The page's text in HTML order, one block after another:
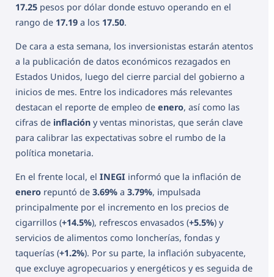
17.25 pesos por dólar donde estuvo operando en el
rango de 17.19 a los 17.50.
De cara a esta semana, los inversionistas estarán atentos
a la publicación de datos económicos rezagados en
Estados Unidos, luego del cierre parcial del gobierno a
inicios de mes. Entre los indicadores más relevantes
destacan el reporte de empleo de enero, así como las
cifras de inflación y ventas minoristas, que serán clave
para calibrar las expectativas sobre el rumbo de la
política monetaria.
En el frente local, el INEGI informó que la inflación de
enero repuntó de 3.69% a 3.79%, impulsada
principalmente por el incremento en los precios de
cigarrillos (+14.5%), refrescos envasados (+5.5%) y
servicios de alimentos como loncherías, fondas y
taquerías (+1.2%). Por su parte, la inflación subyacente,
que excluye agropecuarios y energéticos y es seguida de